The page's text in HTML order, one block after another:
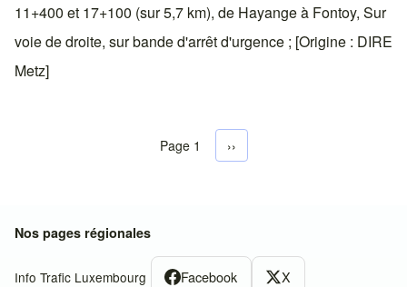
11+400 et 17+100 (sur 5,7 km), de Hayange à Fontoy, Sur
voie de droite, sur bande d'arrêt d'urgence ; [Origine : DIRE
Metz]
Pagination
Page 1 Next page
››
Nos pages régionales
Info Trafic Luxembourg Facebook X